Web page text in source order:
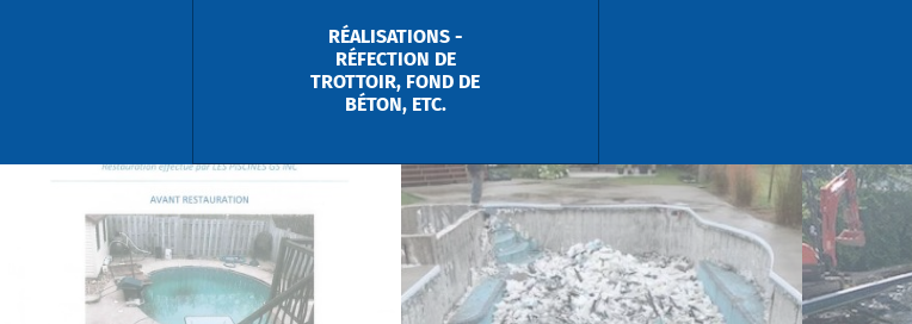
RÉALISATIONS -
RÉFECTION DE
TROTTOIR, FOND DE
BÉTON, ETC.